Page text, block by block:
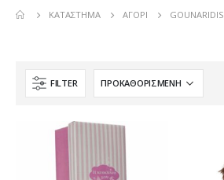
ΚΑΤΆΣΤΗΜΑ ΑΓΌΡΙ GOUNARIDIS
FILTER